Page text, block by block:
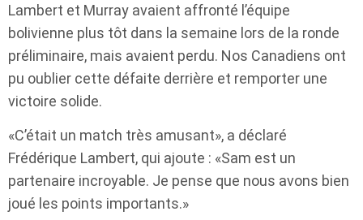
Lambert et Murray avaient affronté l’équipe
bolivienne plus tôt dans la semaine lors de la ronde
préliminaire, mais avaient perdu. Nos Canadiens ont
pu oublier cette défaite derrière et remporter une
victoire solide.
«C’était un match très amusant», a déclaré
Frédérique Lambert, qui ajoute : «Sam est un
partenaire incroyable. Je pense que nous avons bien
joué les points importants.»